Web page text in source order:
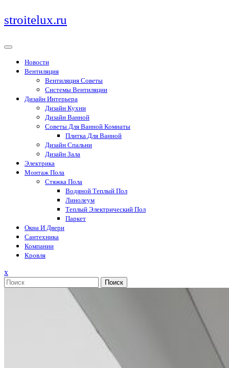
Перейти
к
stroitelux.ru
Новости
Вентиляция
Вентиляция Советы
Системы Вентиляции
Дизайн Интерьера
Дизайн Кухни
Дизайн Ванной
Советы Для Ванной Комнаты
Плитка Для Ванной
Дизайн Спальни
Дизайн Зала
Электрика
Монтаж Пола
Стяжка Пола
Водяной Теплый Пол
Линолеум
Теплый Электрический Пол
Паркет
Окна И Двери
Сантехника
Компании
Кровля
xЗакрыть
меню
Поиск